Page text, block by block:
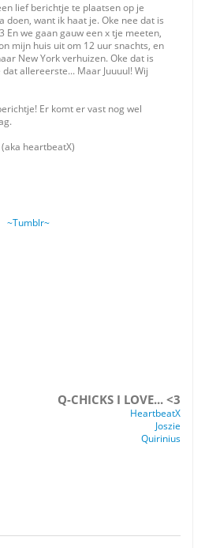
lief berichtje te plaatsen op je
doen, want ik haat je. Oke nee dat is
En we gaan gauw een x tje meeten,
mijn huis uit om 12 uur snachts, en
New York verhuizen. Oke dat is
allereerste... Maar Juuuul! Wij
Er komt er vast nog wel
heartbeatX)
~Tumblr~
Q-CHICKS I LOVE... <3
HeartbeatX
Joszie
Quirinius